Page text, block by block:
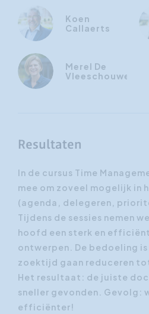
Koen
Callaerts
Merel De
Vleeschouwer
Resultaten
In de cursus Time
mee om zoveel mogelijk in
(agenda, delegeren,
Tijdens de sessies nemen
hoofd een sterk en
ontwerpen. De bedoeling
zoektijd gaan reduceren tot
Het resultaat: de juiste
sneller gevonden. Gevolg:
efficiënter!